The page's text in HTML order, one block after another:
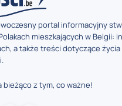
portal informacyjny
mieszkających w Belgii:
a także treści dotyczące życia
bieżąco z tym, co ważne!